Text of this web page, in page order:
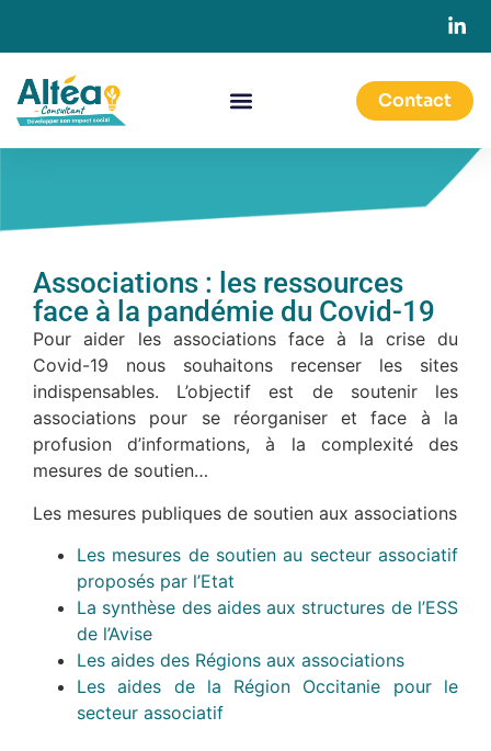
Contact
Associations : les ressources
face à la pandémie du Covid-19
Pour aider les associations face à la crise du
Covid-19 nous souhaitons recenser les sites
indispensables. L’objectif est de soutenir les
associations pour se réorganiser et face à la
profusion d’informations, à la complexité des
mesures de soutien…
Les mesures publiques de soutien aux associations
Les mesures de soutien au secteur associatif
proposés par l’Etat
La synthèse des aides aux structures de l’ESS
de l’Avise
Les aides des Régions aux associations
Les aides de la Région Occitanie pour le
secteur associatif